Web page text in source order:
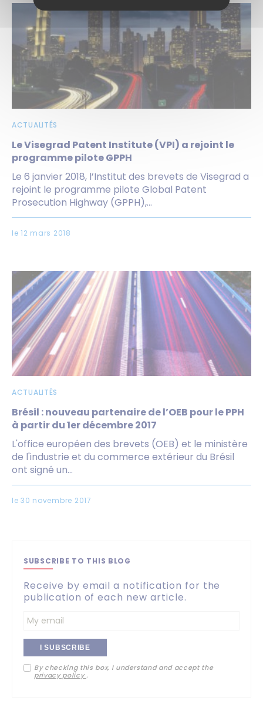
ACTUALITÉS
Le Visegrad Patent Institute (VPI) a rejoint le
programme pilote GPPH
Le 6 janvier 2018, l’Institut des brevets de Visegrad a
rejoint le programme pilote Global Patent
Prosecution Highway (GPPH),...
le 12 mars 2018
ACTUALITÉS
Brésil : nouveau partenaire de l’OEB pour le PPH
à partir du 1er décembre 2017
L'office européen des brevets (OEB) et le ministère
de l'industrie et du commerce extérieur du Brésil
ont signé un...
le 30 novembre 2017
SUBSCRIBE TO THIS BLOG
Receive by email a notification for the
publication of each new article.
Entrez
votre
adresse
By checking this box, I understand and accept the
privacy policy.